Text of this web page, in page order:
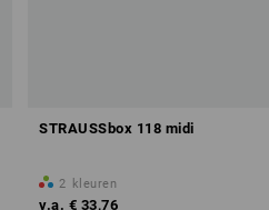
STRAUSSbox 118 midi
2 kleuren
v.a. € 33,76